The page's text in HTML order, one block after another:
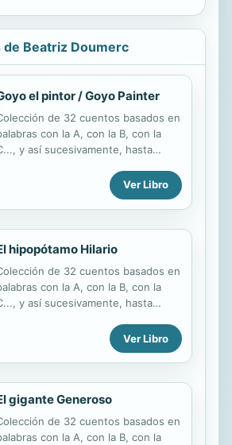
Beatriz Doumerc
el pintor / Goyo Painter
de 32 cuentos basados en
con la A, con la B, con la
y así sucesivamente, hasta
abecedario. Las palabras clave de
cada doble página aparecen en
de pictogramas (dibujos que
a palabras). Textos
y divertidos con muchos
final de cada cuento.
Ver Libro
hipopótamo Hilario
de 32 cuentos basados en
con la A, con la B, con la
y así sucesivamente, hasta
abecedario. Las palabras clave de
cada doble página aparecen en
de pictogramas (dibujos que
a palabras). Textos
y divertidos con muchos
animales y con juegos
al final de cada cuento.
Ver Libro
gigante Generoso
de 32 cuentos basados en
con la A, con la B, con la